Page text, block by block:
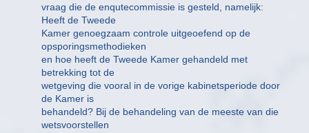
vraag die de enqutecommissie is gesteld, namelijk:
Heeft de Tweede
Kamer genoegzaam controle uitgeoefend op de
opsporingsmethodieken
en hoe heeft de Tweede Kamer gehandeld met
betrekking tot de
wetgeving die vooral in de vorige kabinetsperiode door
de Kamer is
behandeld? Bij de behandeling van de meeste van die
wetsvoorstellen